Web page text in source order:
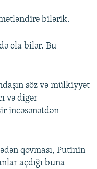
bilərik.
ola bilər. Bu
söz və mülkiyyət
və digər
incəsənətdən
qovması, Putinin
açdığı buna